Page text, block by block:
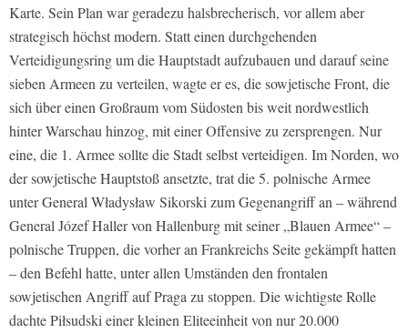
Karte. Sein Plan war geradezu halsbrecherisch, vor allem aber
strategisch höchst modern. Statt einen durchgehenden
Verteidigungsring um die Hauptstadt aufzubauen und darauf seine
sieben Armeen zu verteilen, wagte er es, die sowjetische Front, die
sich über einen Großraum vom Südosten bis weit nordwestlich
hinter Warschau hinzog, mit einer Offensive zu zersprengen. Nur
eine, die 1. Armee sollte die Stadt selbst verteidigen. Im Norden, wo
der sowjetische Hauptstoß ansetzte, trat die 5. polnische Armee
unter General Władysław Sikorski zum Gegenangriff an – während
General Józef Haller von Hallenburg mit seiner „Blauen Armee“ –
polnische Truppen, die vorher an Frankreichs Seite gekämpft hatten
– den Befehl hatte, unter allen Umständen den frontalen
sowjetischen Angriff auf Praga zu stoppen. Die wichtigste Rolle
dachte Piłsudski einer kleinen Eliteeinheit von nur 20.000